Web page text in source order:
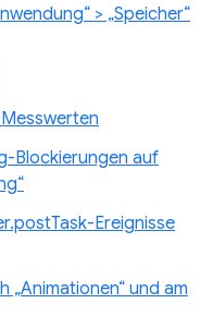
> „Speicher“
Blockierungen auf
Ereignisse
„Animationen“ und am